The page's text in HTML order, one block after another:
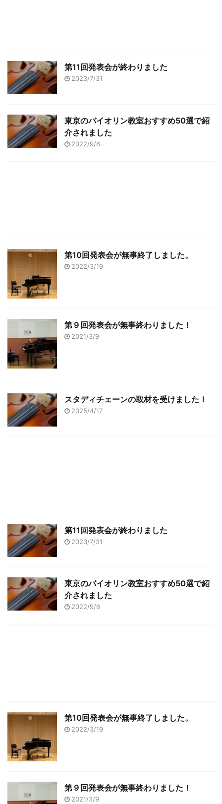
第11回発表会が終わりました
2023/7/31
東京のバイオリン教室おすすめ50選で紹
介されました
2022/9/6
第10回発表会が無事終了しました。
2022/3/19
第９回発表会が無事終わりました！
2021/3/9
スタディチェーンの取材を受けました！
2025/4/17
第11回発表会が終わりました
2023/7/31
東京のバイオリン教室おすすめ50選で紹
介されました
2022/9/6
第10回発表会が無事終了しました。
2022/3/19
第９回発表会が無事終わりました！
2021/3/9